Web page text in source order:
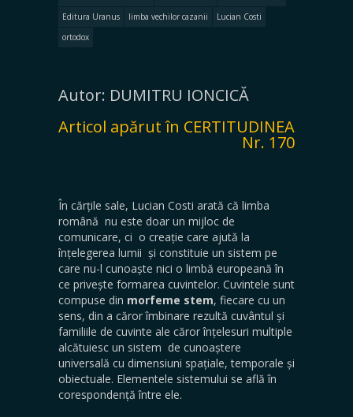
Editura Uranus
limba vechilor cazanii
Lucian Costi
ortodox
Autor: DUMITRU IONCICĂ
Articol apărut în CERTITUDINEA
Nr. 170
În cărțile sale, Lucian Costi arată că limba
română nu este doar un mijloc de
comunicare, ci o creație care ajută la
înțelegerea lumii și constituie un sistem pe
care nu-l cunoaște nici o limbă europeană în
ce privește formarea cuvintelor. Cuvintele sunt
compuse din morfeme stem, fiecare cu un
sens, din a căror îmbinare rezultă cuvântul și
familiile de cuvinte ale căror înțelesuri multiple
alcătuiesc un sistem de cunoaștere
universală cu dimensiuni spațiale, temporale și
obiectuale. Elementele sistemului se află în
corespondență între ele.